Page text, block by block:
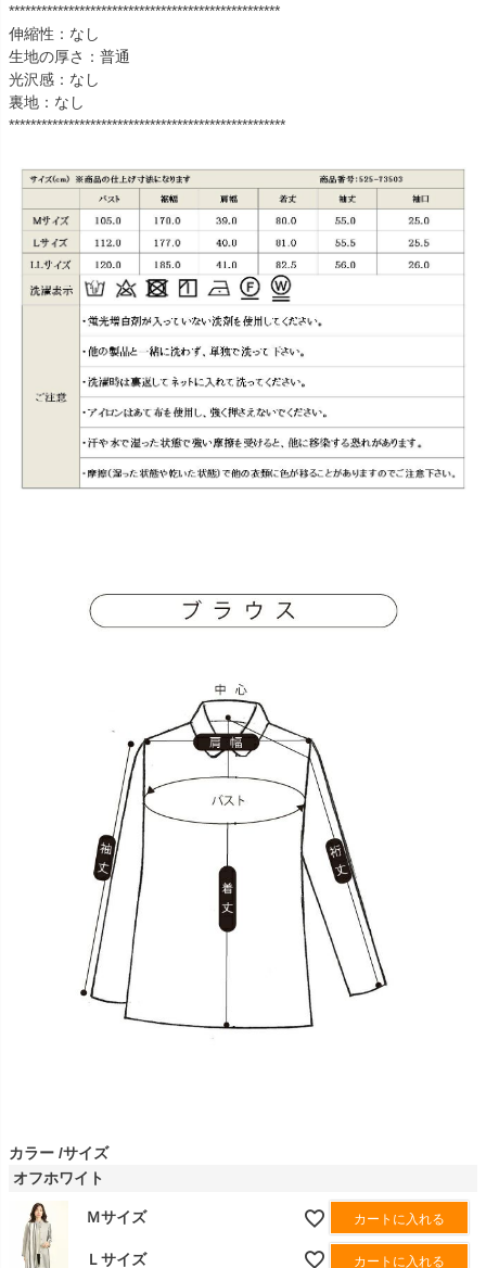
**************************************************
伸縮性：なし
生地の厚さ：普通
光沢感：なし
裏地：なし
***************************************************
カラー サイズ
オフホワイト
Ｍサイズ カートに入れる
Ｌサイズ カートに入れる